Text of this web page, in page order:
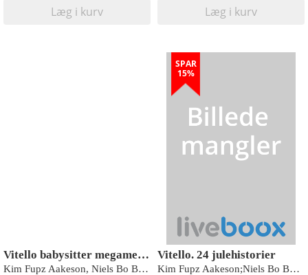
Læg i kurv Læg i kurv
Vitello babysitter megameget - Lyt&læs
Kim Fupz Aakeson, Niels Bo Bojesen
SPAR
15%
Vitello. 24 julehistorier
Kim Fupz Aakeson;Niels Bo Bojesen